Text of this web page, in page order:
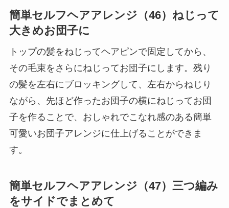
簡単セルフヘアアレンジ（46）ねじって
大きめお団子に
トップの髪をねじってヘアピンで固定してから、
その毛束をさらにねじってお団子にします。残り
の髪を左右にブロッキングして、左右からねじり
ながら、先ほど作ったお団子の横にねじってお団
子を作ることで、おしゃれでこなれ感のある簡単
可愛いお団子アレンジに仕上げることができま
す。
簡単セルフヘアアレンジ（47）三つ編み
をサイドでまとめて